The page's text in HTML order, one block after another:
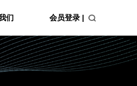
们 会员登录 |